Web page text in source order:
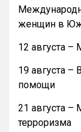
женщин в
12 августа
19 августа –
помощи
21 августа
терроризма